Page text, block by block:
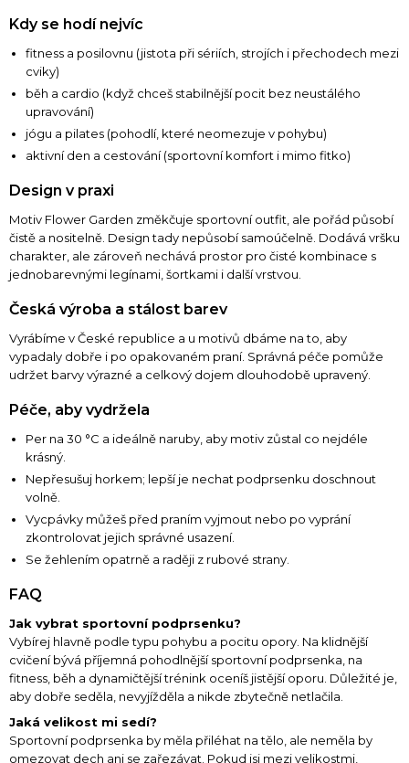
Kdy se hodí nejvíc
fitness a posilovnu (jistota při sériích, strojích i přechodech mezi
cviky)
běh a cardio (když chceš stabilnější pocit bez neustálého
upravování)
jógu a pilates (pohodlí, které neomezuje v pohybu)
aktivní den a cestování (sportovní komfort i mimo fitko)
Design v praxi
Motiv Flower Garden změkčuje sportovní outfit, ale pořád působí
čistě a nositelně. Design tady nepůsobí samoúčelně. Dodává vršku
charakter, ale zároveň nechává prostor pro čisté kombinace s
jednobarevnými legínami, šortkami i další vrstvou.
Česká výroba a stálost barev
Vyrábíme v České republice a u motivů dbáme na to, aby
vypadaly dobře i po opakovaném praní. Správná péče pomůže
udržet barvy výrazné a celkový dojem dlouhodobě upravený.
Péče, aby vydržela
Per na 30 °C a ideálně naruby, aby motiv zůstal co nejdéle
krásný.
Nepřesušuj horkem; lepší je nechat podprsenku doschnout
volně.
Vycpávky můžeš před praním vyjmout nebo po vyprání
zkontrolovat jejich správné usazení.
Se žehlením opatrně a raději z rubové strany.
FAQ
Jak vybrat sportovní podprsenku?
Vybírej hlavně podle typu pohybu a pocitu opory. Na klidnější
cvičení bývá příjemná pohodlnější sportovní podprsenka, na
fitness, běh a dynamičtější trénink oceníš jistější oporu. Důležité je,
aby dobře seděla, nevyjížděla a nikde zbytečně netlačila.
Jaká velikost mi sedí?
Sportovní podprsenka by měla přiléhat na tělo, ale neměla by
omezovat dech ani se zařezávat. Pokud jsi mezi velikostmi,